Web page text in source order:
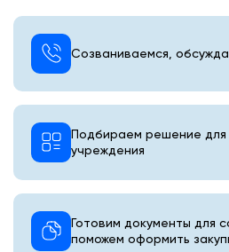
Созваниваемся,
Подбираем решение для
учреждения
Готовим документы для
поможем оформить